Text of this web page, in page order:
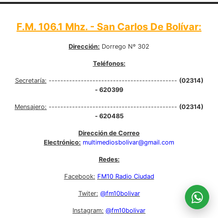
F.M. 106.1 Mhz. - San Carlos De Bolívar:
Dirección: Dorrego Nº 302
Teléfonos:
Secretaría: -------------------------------------------- (02314)
- 620399
Mensajero: -------------------------------------------- (02314)
- 620485
Dirección de Correo
Electrónico: multimediosbolivar@gmail.com
Redes:
Facebook: FM10 Radio Ciudad
Twiter: @fm10bolivar
Instagram: @fm10bolivar